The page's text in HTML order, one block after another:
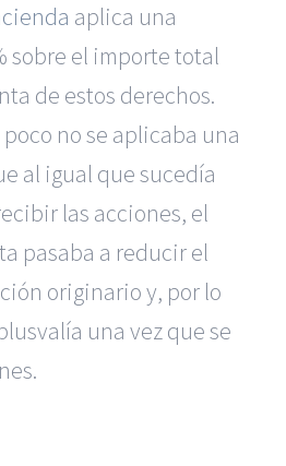
aplica una
sobre el importe total
de estos derechos.
no se aplicaba una
al igual que sucedía
las acciones, el
pasaba a reducir el
originario y, por lo
una vez que se
en Alicante |Reclamación
| BGD Abogados Madrid|GM